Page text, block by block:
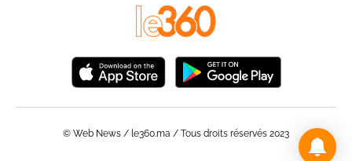
© Web News / le360.ma / Tous droits réservés 2023